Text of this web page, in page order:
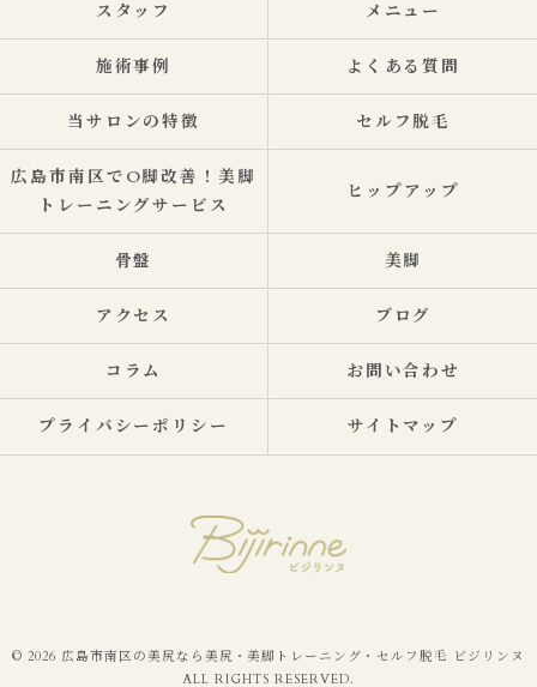
スタッフ メニュー
施術事例 よくある質問
当サロンの特徴 セルフ脱毛
広島市南区でO脚改善！美脚
トレーニングサービス
ヒップアップ
骨盤 美脚
アクセス ブログ
コラム お問い合わせ
プライバシーポリシー サイトマップ
© 2026 広島市南区の美尻なら美尻・美脚トレーニング・セルフ脱毛 ビジリンヌ
ALL RIGHTS RESERVED.